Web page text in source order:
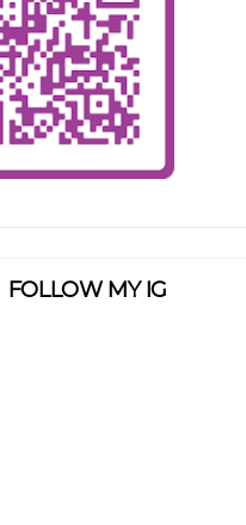
FOLLOW MY IG